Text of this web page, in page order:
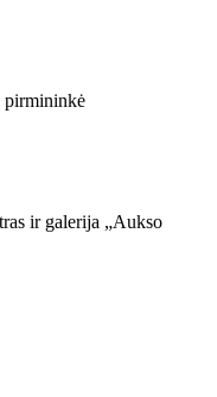
pirmininkė
ir galerija „Aukso